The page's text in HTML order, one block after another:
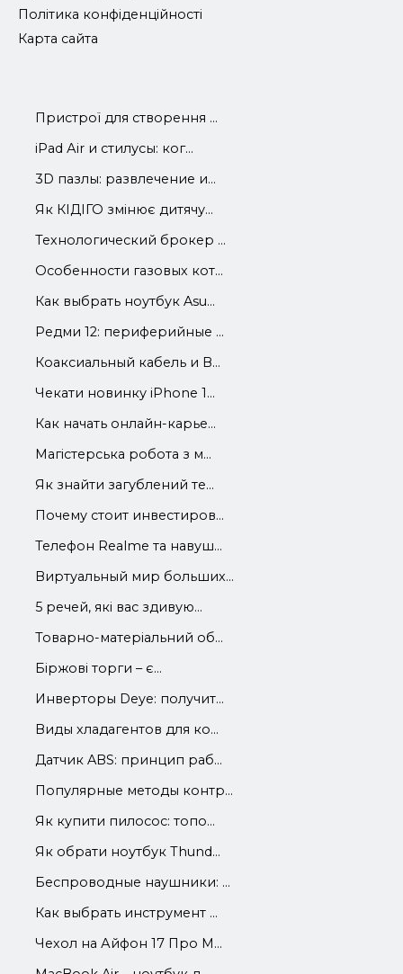
Політика конфіденційності
Карта сайта
Пристрої для створення ...
iРad Аir и стилусы: ког...
3D пазлы: развлечение и...
Як КІДІГО змінює дитячу...
Технологический брокер ...
Особенности газовых кот...
Как выбрать ноутбук Asu...
Редми 12: периферийные ...
Коаксиальный кабель и В...
Чекати новинку iPhone 1...
Как начать онлайн-карье...
Магістерська робота з м...
Як знайти загублений те...
Почему стоит инвестиров...
Телефон Realme та навуш...
Виртуальный мир больших...
5 речей, які вас здивую...
Товарно-матеріальний об...
Біржові торги – є...
Инверторы Deye: получит...
Виды хладагентов для ко...
Датчик ABS: принцип раб...
Популярные методы контр...
Як купити пилосос: топо...
Як обрати ноутбук Thund...
Беспроводные наушники: ...
Как выбрать инструмент ...
Чехол на Айфон 17 Про М...